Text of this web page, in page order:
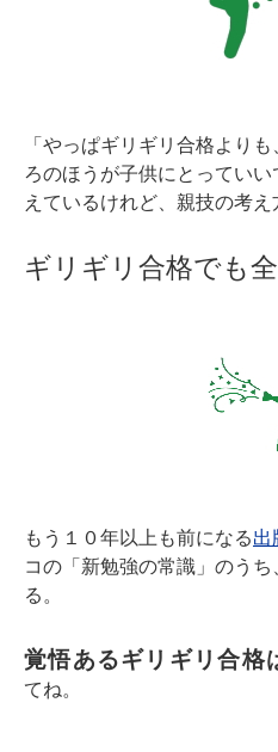
「やっぱギリギリ合格より
ろのほうが子供にとってい
えているけれど、親技の考え
ギリギリ合格でも
もう１０年以上も前になる出
コの「新勉強の常識」のう
る。
覚悟あるギリギリ合格
てね。